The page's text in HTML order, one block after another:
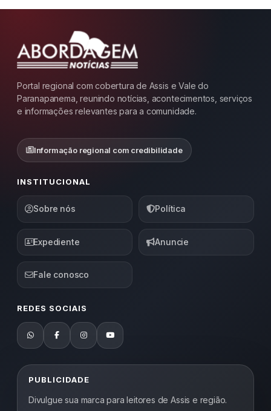
Portal regional com cobertura de Assis e Vale do
Paranapanema, reunindo notícias, acontecimentos, serviços
e informações relevantes para a comunidade.
Informação regional com credibilidade
INSTITUCIONAL
Sobre nós Política
Expediente Anuncie
Fale conosco
REDES SOCIAIS
PUBLICIDADE
Divulgue sua marca para leitores de Assis e região.